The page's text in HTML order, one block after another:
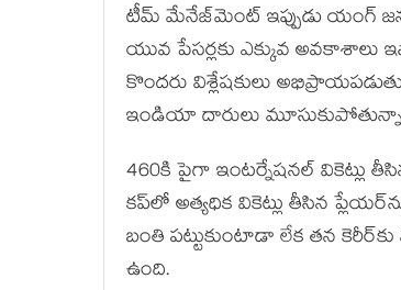
టీమ్ మేనేజ్‌మెంట్ ఇప్పుడు యంగ్
యువ పేసర్లకు ఎక్కువ అవకాశాలు
కొందరు విశ్లేషకులు
ఇండియా దారులు
460కి పైగా ఇంటర్నేషనల్ వికెట్లు
కప్‌లో అత్యధిక వికెట్లు తీసిన
బంతి పట్టుకుంటాడా లేక తన
ఉంది.